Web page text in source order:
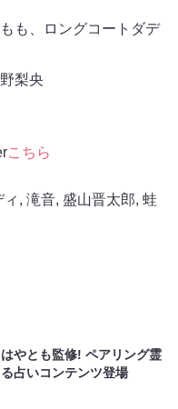
も、ロングコートダデ
梨央
こちら
, 滝音, 盛山晋太郎, 蛙
やとも監修! ペアリング霊
占いコンテンツ登場